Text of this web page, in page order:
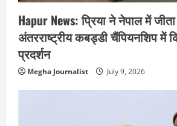
Hapur News: प्रिया ने नेपाल में
अंतरराष्ट्रीय कबड्डी चैंपियनशिप में
प्रदर्शन
Megha Journalist July 9, 2026